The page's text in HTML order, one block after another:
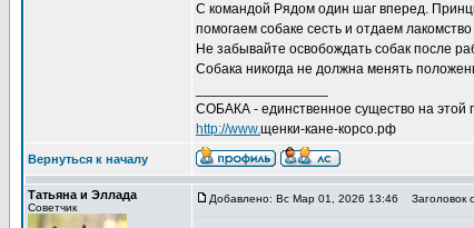
С командой Рядом один шаг вперед.
помогаем собаке сесть и отдаем
Не забывайте освобождать собак после
Собака никогда не должна менять
СОБАКА - единственное существо на этой
http://www.щенки-кане-корсо.рф
Вернуться к началу
Татьяна и Эллада
Советчик
Добавлено: Вс Мар 01, 2026 13:46 Заголовок